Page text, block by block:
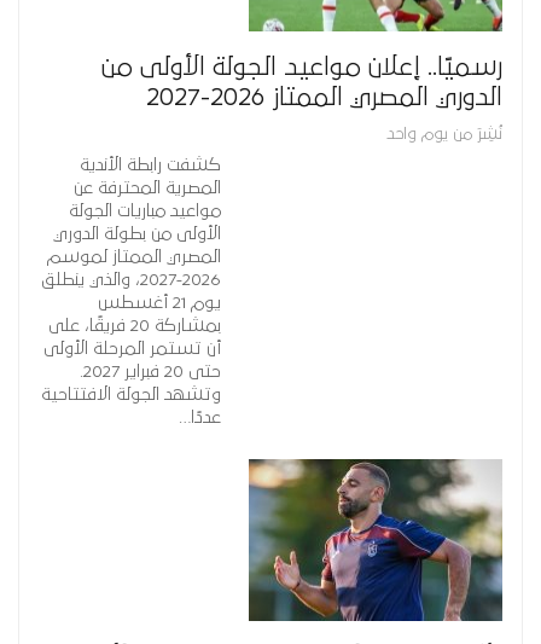
رسميًا.. إعلان مواعيد الجولة الأولى من
الدوري المصري الممتاز 2026-2027
نُشِرَ من يوم واحد
كشفت رابطة الأندية
المصرية المحترفة عن
مواعيد مباريات الجولة
الأولى من بطولة الدوري
المصري الممتاز لموسم
2026-2027، والذي ينطلق
يوم 21 أغسطس
بمشاركة 20 فريقًا، على
أن تستمر المرحلة الأولى
وتشهد الجولة الافتتاحية
عددًا…